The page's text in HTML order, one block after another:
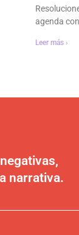
agenda
Leer más ›
narrativa.